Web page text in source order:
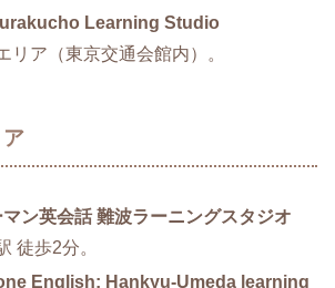
Learning Studio
リア（東京交通会館内）。
ン英会話 難波ラーニングスタジオ
徒歩2分。
English: Hankyu-Umeda learning